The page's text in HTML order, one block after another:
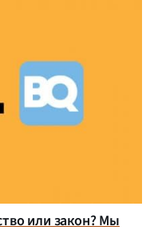
или закон? Мы